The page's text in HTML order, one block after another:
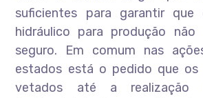
suficientes para garantir
hidráulico para produção não
seguro. Em comum nas
estados está o pedido que os
vetados até a realização